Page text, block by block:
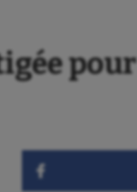
pour